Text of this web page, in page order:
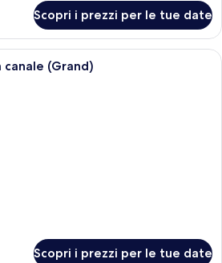
Scopri i prezzi per le tue date
Una camera d'albergo moderna con
canale (Grand)
Scopri i prezzi per le tue date